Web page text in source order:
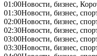
01:00Новости, бизнес,
01:30Новости, бизнес,
02:00Новости, бизнес,
02:30Новости, бизнес,
03:00Новости, бизнес,
03:30Новости, бизнес,